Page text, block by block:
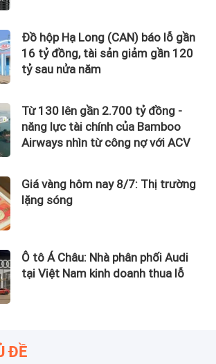
Đồ hộp Hạ Long (CAN) báo lỗ gần
16 tỷ đồng, tài sản giảm gần 120
tỷ sau nửa năm
Từ 130 lên gần 2.700 tỷ đồng -
năng lực tài chính của Bamboo
Airways nhìn từ công nợ với ACV
Giá vàng hôm nay 8/7: Thị trường
lặng sóng
Ô tô Á Châu: Nhà phân phối Audi
tại Việt Nam kinh doanh thua lỗ
ĐỀ